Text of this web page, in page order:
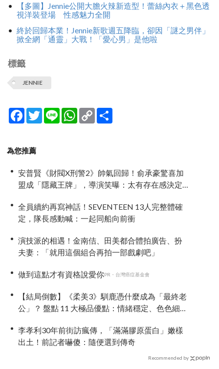
【多圖】Jennie公開大膽火辣新造型！蕾絲內衣＋黑色透
視洋裝登場 性感魅力全開
終於回歸本業！Jennie新歌週五降臨，卻因「謎之男伴」
掀全網「通靈」大戰！「愛心男」是他啦
標籤
JENNIE
Facebook
TwitterLine WhatsApp
Copy
Link
為您推薦
安普賢《財閥X刑警2》帥氣回歸！俞承豪驚喜加
盟成「隱藏王牌」，導演笑曝：太有存在感決定
全員續約再寫神話！SEVENTEEN 13人完整體確
定，隊長感動喊：一起同船向前衝
演技派的相遇！金南佶、田美都合體拍廣告、扮
夫妻：「就用這個組合再拍一部戲劇吧」
做到這點才有資格說愛你PR・台灣癌症基金會
【結局倒數】《柔美3》馴鹿憑什麼成為「最終老
公」？ 盤點 11 大極品優點：情緒穩定、色色細胞
李孝利30年前街訪瘋傳，「滿滿膠原蛋白」嫩樣
出土！前記者嚇傻：隨便選到傳奇
Recommended by